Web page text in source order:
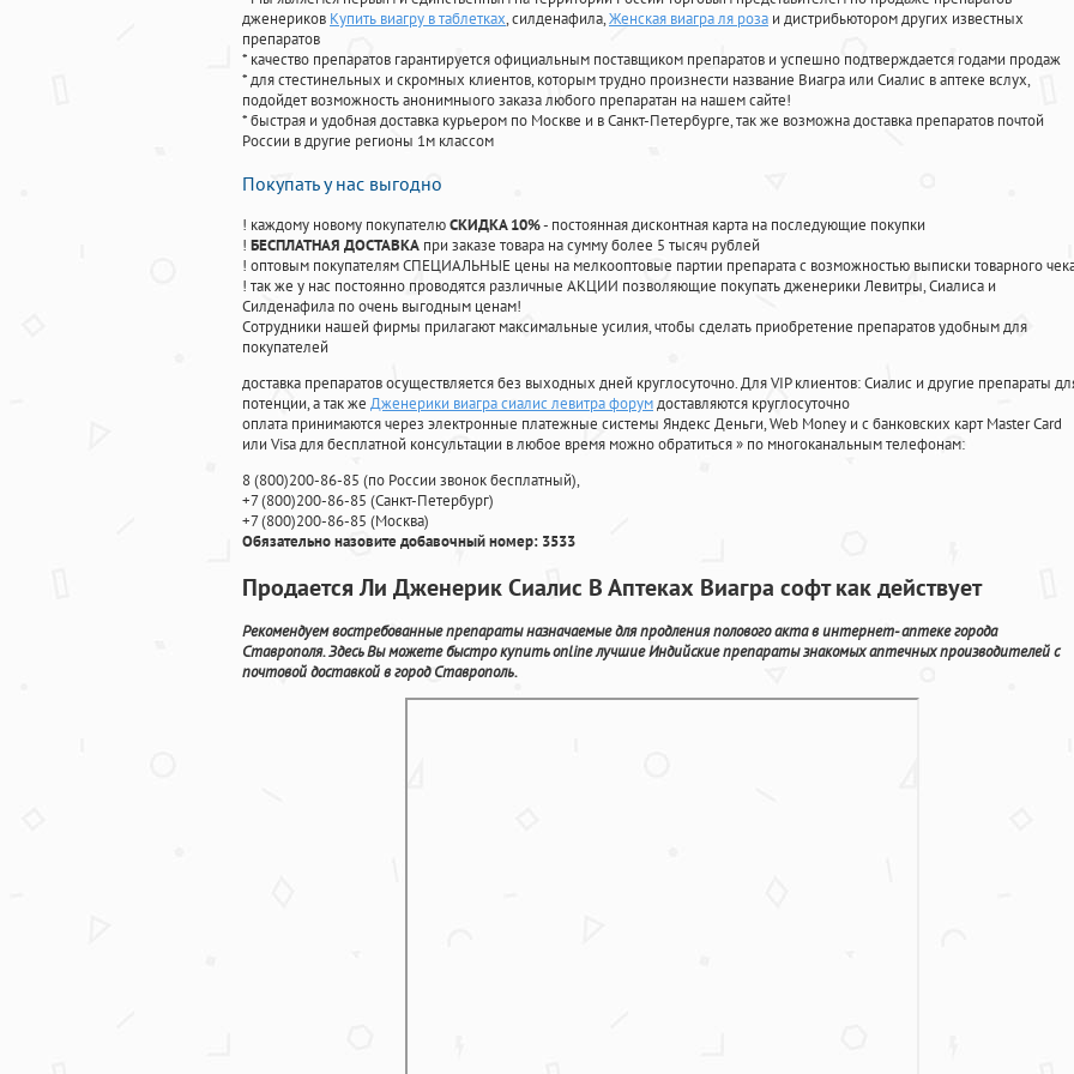
дженериков Купить виагру в таблетках, силденафила,Женская виагра ля роза и дистрибьютором других известных
препаратов
* качество препаратов гарантируется официальным поставщиком препаратов и успешно подтверждается годами продаж
* для стестинельных и скромных клиентов, которым трудно произнести название Виагра или Сиалис в аптеке вслух,
подойдет возможность анонимныого заказа любого препаратан на нашем сайте!
* быстрая и удобная доставка курьером по Москве и в Санкт-Петербурге, так же возможна доставка препаратов почтой
России в другие регионы 1м классом
Покупать у нас выгодно
! каждому новому покупателюСКИДКА 10%- постоянная дисконтная карта на последующие покупки
! БЕСПЛАТНАЯ ДОСТАВКА при заказе товара на сумму более 5 тысяч рублей
! оптовым покупателям СПЕЦИАЛЬНЫЕ цены на мелкооптовые партии препарата с возможностью выписки товарного
! так же у нас постоянно проводятся различные АКЦИИ позволяющие покупать дженерики Левитры, Сиалиса и
Силденафила по очень выгодным ценам!
Cотрудники нашей фирмы прилагают максимальные усилия, чтобы сделать приобретение препаратов удобным для
покупателей
доставка препаратов осуществляется без выходных дней круглосуточно. Для VIP клиентов: Сиалис и другие препараты
потенции, а так же Дженерики виагра сиалис левитра форумдоставляются круглосуточно
оплата принимаются через электронные платежные системы Яндекс Деньги, Web Money и с банковских карт Master Card
или Visa для бесплатной консультации в любое время можно обратиться» по многоканальным телефонам:
8(800)200-86-85 (по России звонок бесплатный),
+7(800)200-86-85 (Санкт-Петербург)
+7(800)200-86-85 (Москва)
Обязательно назовите добавочный номер: 3533
Продается Ли Дженерик Сиалис В Аптеках Виагра софт как действует
Рекомендуем востребованные препараты назначаемые для продления полового акта в интернет- аптеке города
Ставрополя. Здесь Вы можете быстро купить online лучшие Индийские препараты знакомых аптечных производителей с
почтовой доставкой в город Ставрополь.